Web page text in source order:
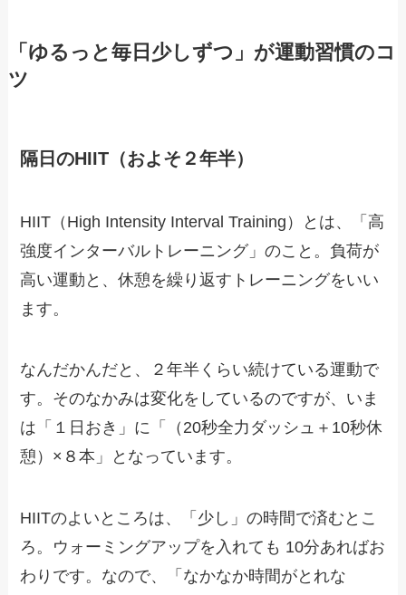
「ゆるっと毎日少しずつ」が運動習慣のコ
ツ
隔日のHIIT（およそ２年半）
HIIT（High Intensity Interval Training）とは、「高
強度インターバルトレーニング」のこと。負荷が
高い運動と、休憩を繰り返すトレーニングをいい
ます。
なんだかんだと、２年半くらい続けている運動で
す。そのなかみは変化をしているのですが、いま
は「１日おき」に「（20秒全力ダッシュ＋10秒休
憩）×８本」となっています。
HIITのよいところは、「少し」の時間で済むとこ
ろ。ウォーミングアップを入れても 10分あればお
わりです。なので、「なかなか時間がとれな